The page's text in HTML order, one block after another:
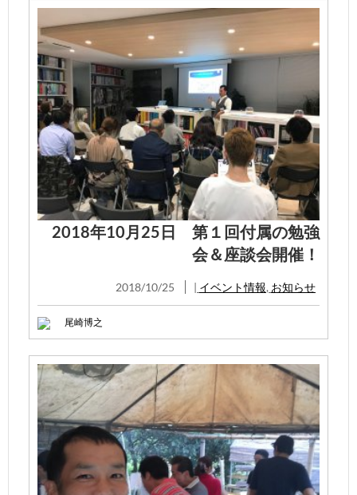
2018年10月25日 第１回付属の勉強
会＆座談会開催！
2018/10/25 | イベント情報, お知らせ
尾崎博之